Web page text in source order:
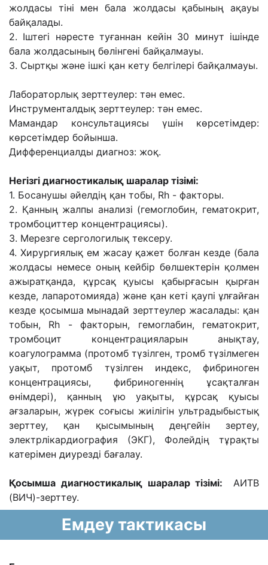
жолдасы тіні мен бала жолдасы қабының ақауы
байқалады.
2. Іштегі нәресте туғаннан кейін 30 минут ішінде
бала жолдасының бөлінгені байқалмауы.
3. Сыртқы және ішкі қан кету белгілері байқалмауы.
Лабораторлық зерттеулер: тән емес.
Инструменталдық зерттеулер: тән емес.
Мамандар консультациясы үшін көрсетімдер:
көрсетімдер бойынша.
Дифференциалды диагноз: жоқ.
Негізгі диагностикалық шаралар тізімі:
1. Босанушы әйелдің қан тобы, Rh - факторы.
2. Қанның жалпы анализі (гемоглобин, гематокрит,
тромбоциттер концентрациясы).
3. Мерезге сергологилық тексеру.
4. Хирургиялық ем жасау қажет болған кезде (бала
жолдасы немесе оның кейбір бөлшектерін қолмен
ажыратқанда, құрсақ қуысы қабырғасын қырған
кезде, лапаротомияда) және қан кеті қаупі ұлғайған
кезде қосымша мынадай зерттеулер жасалады: қан
тобын, Rh - факторын, гемоглабин, гематокрит,
тромбоцит концентрацияларын анықтау,
коагулограмма (протомб түзілген, тромб түзілмеген
уақыт, протомб түзілген индекс, фибриноген
концентрациясы, фибриногеннің ұсақталған
өнімдері), қанның ұю уақыты, құрсақ қуысы
ағзаларын, жүрек соғысы жиілігін ультрадыбыстық
зерттеу, қан қысымының деңгейін зертеу,
электрлікардиография (ЭКГ), Фолейдің тұрақты
катерімен диурезді бағалау.
Қосымша диагностикалық шаралар тізімі: АИТВ
(ВИЧ)-зерттеу.
Емдеу тактикасы